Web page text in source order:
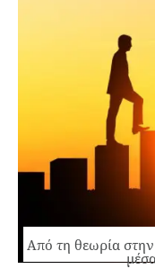
Από τη θεωρία